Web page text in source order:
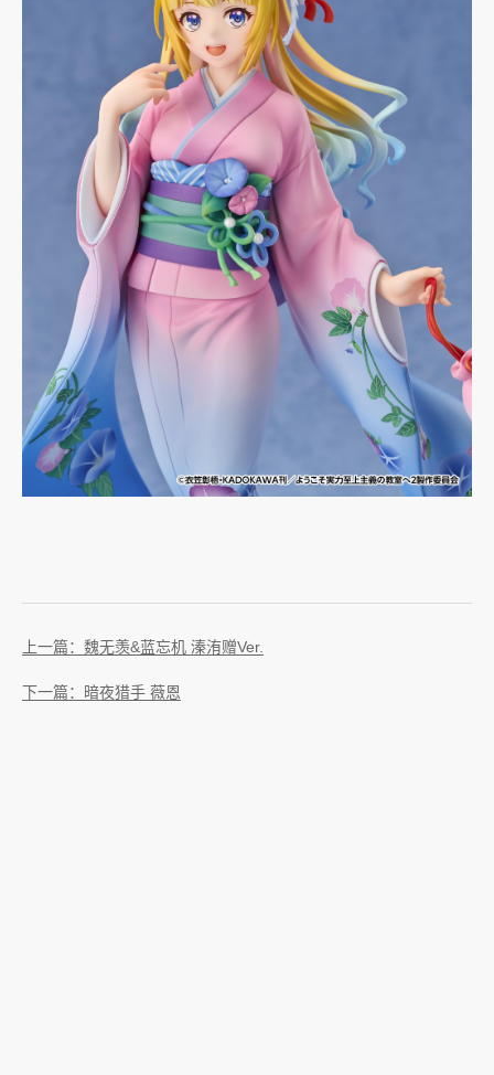
上一篇：魏无羡&蓝忘机 溱洧赠Ver.
下一篇：暗夜猎手 薇恩